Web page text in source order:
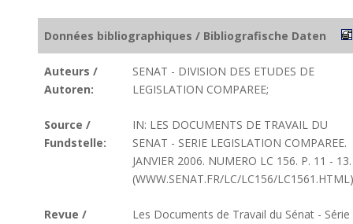
Données bibliographiques / Bibliografische Daten
Auteurs /
Autoren:
SENAT - DIVISION DES ETUDES DE
LEGISLATION COMPAREE;
Source /
Fundstelle:
IN: LES DOCUMENTS DE TRAVAIL DU
SENAT - SERIE LEGISLATION COMPAREE.
JANVIER 2006. NUMERO LC 156. P. 11 - 13.
(WWW.SENAT.FR/LC/LC156/LC1561.HTML)
Revue /
Les Documents de Travail du Sénat - Série